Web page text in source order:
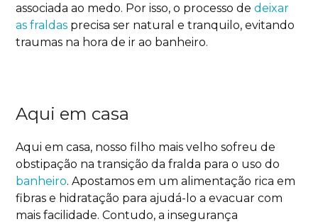
associada ao medo. Por isso, o processo dedeixar
as fraldas precisa ser natural e tranquilo, evitando
traumas na hora de ir ao banheiro.
Aqui em casa
Aqui em casa, nosso filho mais velho sofreu de
obstipação na transição da fralda para o uso do
banheiro. Apostamos em um alimentação rica em
fibras e hidratação para ajudá-lo a evacuar com
mais facilidade. Contudo, a insegurança